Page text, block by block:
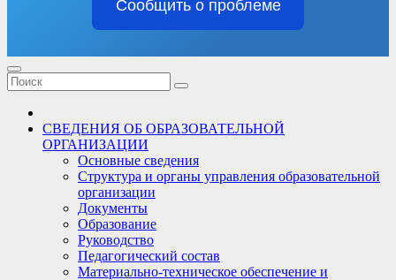
Сообщить о проблеме
СВЕДЕНИЯ ОБ ОБРАЗОВАТЕЛЬНОЙ
ОРГАНИЗАЦИИ
Основные сведения
Структура и органы управления образовательной
организации
Документы
Образование
Руководство
Педагогический состав
Материально-техническое обеспечение и